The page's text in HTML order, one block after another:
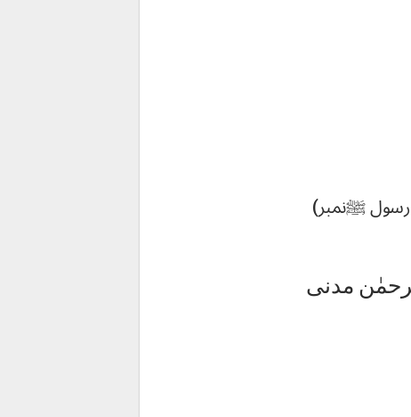
رسول ﷺنمبر)
مدنی